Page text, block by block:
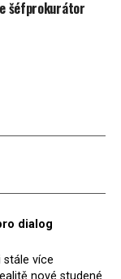
uhlí pro
samospráv
de Lapureta
žádost
dohody
příčin sporu o
Celkem si
šéfprokurátor
dialog
stále více
nové studené